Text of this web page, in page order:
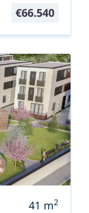
€66.540
41 m2